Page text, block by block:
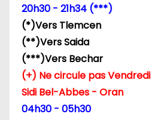
a
r
t
20h30 - 21h34 (***)
(*)Vers Tlemcen
(**)Vers Saida
(***)Vers Bechar
(+) Ne circule pas Vendredi
Sidi Bel-Abbes - Oran
04h30 - 05h30